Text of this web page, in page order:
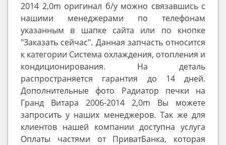
2014 2,0m оригинал б/у можно связавшись с
нашими менеджерами по телефонам
указанным в шапке сайта или по кнопке
"Заказать сейчас". Данная запчасть относится
к категории Система охлаждения, отопления и
кондиционирования. На деталь
распространяется гарантия до 14 дней.
Дополнительные фото Радиатор печки на
Гранд Витара 2006-2014 2,0m Вы можете
запросить у наших менеджеров. Так же для
клиентов нашей компании доступна услуга
Оплаты частями от ПриватБанка, которая